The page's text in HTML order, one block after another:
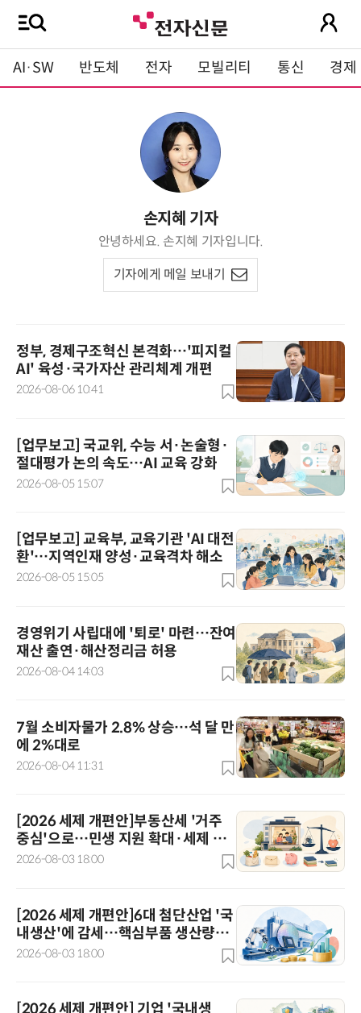
AI·SW 반도체 전자 모빌리티 통신 경제
손지혜 기자
안녕하세요. 손지혜 기자입니다.
기자에게 메일 보내기
정부, 경제구조혁신 본격화…'피지컬
AI' 육성·국가자산 관리체계 개편
2026-08-06 10:41
[업무보고] 국교위, 수능 서·논술형·
절대평가 논의 속도…AI 교육 강화
2026-08-05 15:07
[업무보고] 교육부, 교육기관 'AI 대전
환'…지역인재 양성·교육격차 해소
2026-08-05 15:05
경영위기 사립대에 '퇴로' 마련…잔여
재산 출연·해산정리금 허용
2026-08-04 14:03
7월 소비자물가 2.8% 상승…석 달 만
에 2%대로
2026-08-04 11:31
[2026 세제 개편안]부동산세 '거주
중심'으로…민생 지원 확대·세제 혜
택 115개 정비
2026-08-03 18:00
[2026 세제 개편안]6대 첨단산업 '국
내생산'에 감세…핵심부품 생산량에
따라 지원 더 키워
2026-08-03 18:00
[2026 세제 개편안] 기업 '국내생